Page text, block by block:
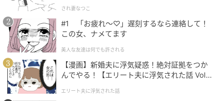
ゆうゆうtime
され妻なつこ
#1 「お疲れ〜♡」遅刻するなら連絡して！
この女、ナメてます
美人な友達は何でも許される
【漫画】新婚夫に浮気疑惑！絶対証拠をつか
んでやる！【エリート夫に浮気された話 Vol.
エリート夫に浮気された話